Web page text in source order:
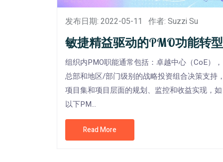
发布日期: 2022-05-11 作者: Suzzi Su
敏捷精益驱动的PMO功能转型
组织内PMO职能通常包括：卓越中心（CoE），
总部和地区/部门级别的战略投资组合决策支持
项目集和项目层面的规划、监控和收益实现，如
以下PM...
Read More